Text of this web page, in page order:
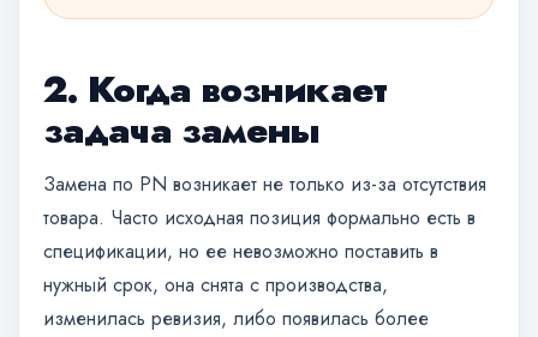
2. Когда возникает
задача замены
Замена по PN возникает не только из-за отсутствия
товара. Часто исходная позиция формально есть в
спецификации, но ее невозможно поставить в
нужный срок, она снята с производства,
изменилась ревизия, либо появилась более